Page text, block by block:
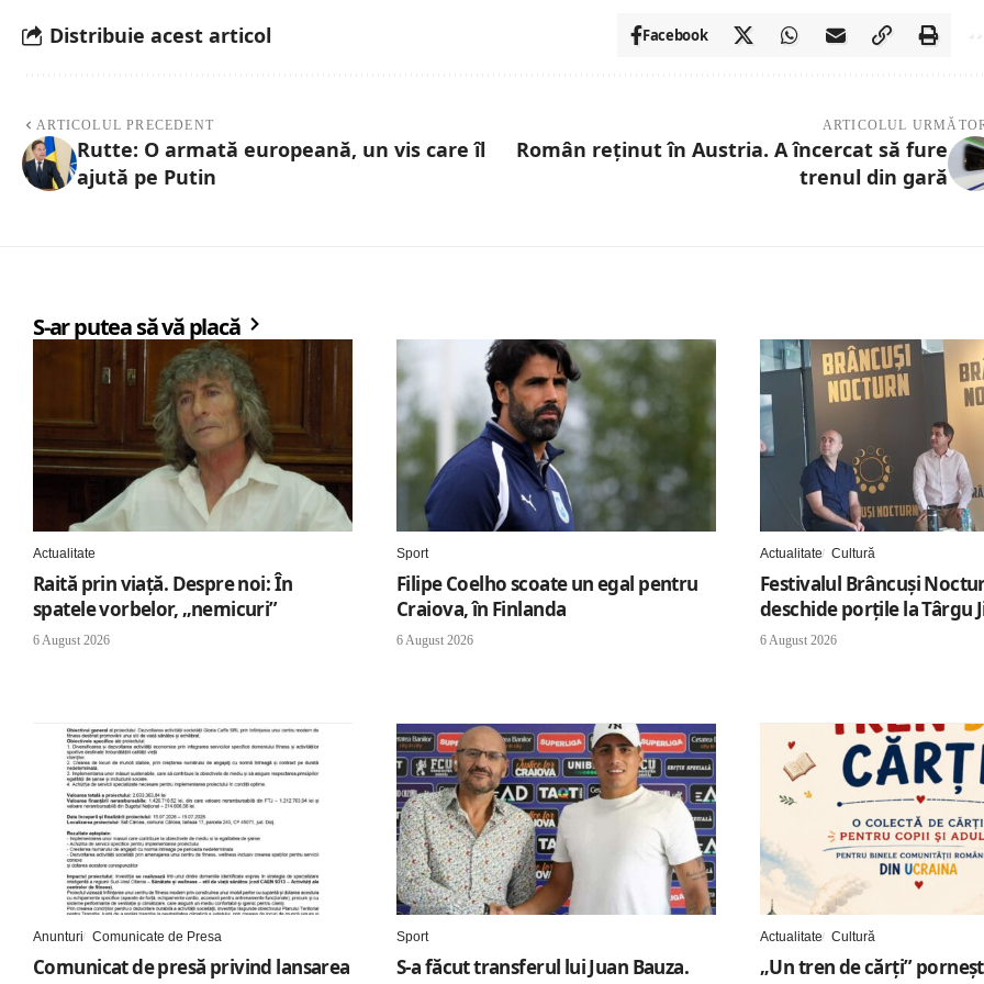
Distribuie acest articol Facebook
ARTICOLUL PRECEDENT
Rutte: O armată europeană, un vis care îl
ajută pe Putin
ARTICOLUL
Român reținut în Austria. A încercat să fure
trenul din gară
S-ar putea să vă placă
Actualitate
Raită prin viață. Despre noi: În
spatele vorbelor, „nemicuri”
6 August 2026
Sport
Filipe Coelho scoate un egal pentru
Craiova, în Finlanda
6 August 2026
Actualitate Cultură
Festivalul Brâncuși
deschide porțile la Târgu
6 August 2026
Anunturi Comunicate de Presa
Comunicat de presă privind lansarea
Sport
S-a făcut transferul lui Juan Bauza.
Actualitate Cultură
„Un tren de cărți”